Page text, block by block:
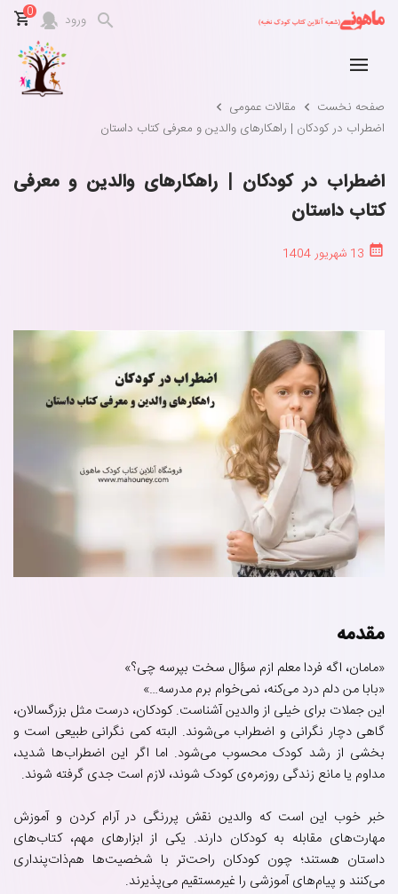
ورود 0
صفحه نخست
مقالات عمومی
اضطراب در کودکان | راهکارهای والدین و معرفی کتاب داستان
اضطراب در کودکان | راهکارهای والدین و معرفی
کتاب داستان
مقدمه
«مامان، اگه فردا معلم ازم سؤال سخت بپرسه چی؟»
«بابا من دلم درد می‌کنه، نمی‌خوام برم مدرسه…»
این جملات برای خیلی از والدین آشناست. کودکان، درست مثل بزرگسالان،
گاهی دچار نگرانی و اضطراب می‌شوند. البته کمی نگرانی طبیعی است و
بخشی از رشد کودک محسوب می‌شود. اما اگر این اضطراب‌ها شدید،
مداوم یا مانع زندگی روزمره‌ی کودک شوند، لازم است جدی گرفته شوند.
خبر خوب این است که والدین نقش پررنگی در آرام کردن و آموزش
مهارت‌های مقابله به کودکان دارند. یکی از ابزارهای مهم، کتاب‌های
داستان هستند؛ چون کودکان راحت‌تر با شخصیت‌ها هم‌ذات‌پنداری
می‌کنند و پیام‌های آموزشی را غیرمستقیم می‌پذیرند.